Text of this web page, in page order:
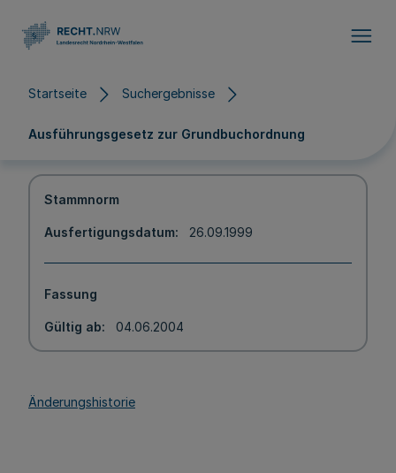
Startseite Suchergebnisse
Ausführungsgesetz zur Grundbuchordnung
Stammnorm
Ausfertigungsdatum 26.09.1999
Fassung
Gültig ab 04.06.2004
Änderungshistorie